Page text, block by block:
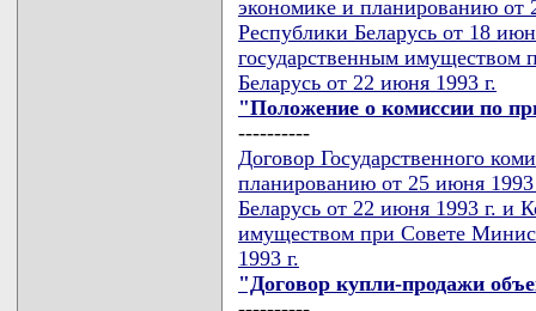
экономике и планированию от
Республики Беларусь от 18
государственным имуществом
Беларусь от 22 июня 1993 г.
"Положение о комиссии по
----------
Договор Государственного
планированию от 25 июня
Беларусь от 22 июня 1993 г. и
имуществом при Совете
1993 г.
"Договор купли-продажи